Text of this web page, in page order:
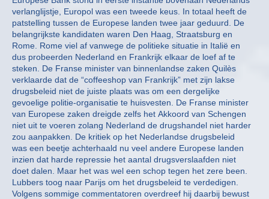
verlanglijstje, Europol was een tweede keus. In totaal heeft de
patstelling tussen de Europese landen twee jaar geduurd. De
belangrijkste kandidaten waren Den Haag, Straatsburg en
Rome. Rome viel af vanwege de politieke situatie in Italië en
dus probeerden Nederland en Frankrijk elkaar de loef af te
steken. De Franse minister van binnenlandse zaken Quilès
verklaarde dat de “coffeeshop van Frankrijk” met zijn lakse
drugsbeleid niet de juiste plaats was om een dergelijke
gevoelige politie-organisatie te huisvesten. De Franse minister
van Europese zaken dreigde zelfs het Akkoord van Schengen
niet uit te voeren zolang Nederland de drugshandel niet harder
zou aanpakken. De kritiek op het Nederlandse drugsbeleid
was een beetje achterhaald nu veel andere Europese landen
inzien dat harde repressie het aantal drugsverslaafden niet
doet dalen. Maar het was wel een schop tegen het zere been.
Lubbers toog naar Parijs om het drugsbeleid te verdedigen.
Volgens sommige commentatoren overdreef hij daarbij bewust